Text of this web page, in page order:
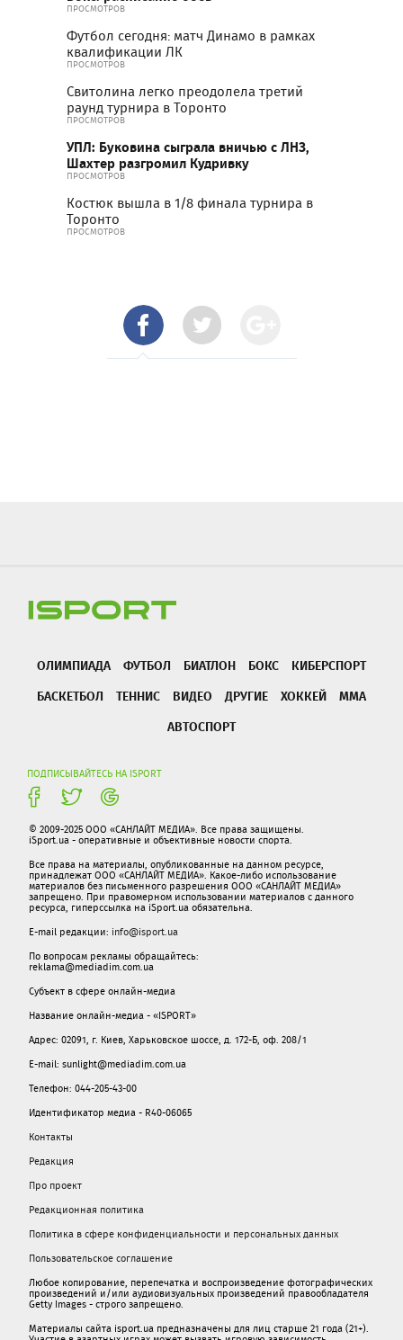
ПРОСМОТРОВ
Футбол сегодня: матч Динамо в рамках
квалификации ЛК
ПРОСМОТРОВ
Свитолина легко преодолела третий
раунд турнира в Торонто
ПРОСМОТРОВ
УПЛ: Буковина сыграла вничью с ЛНЗ,
Шахтер разгромил Кудривку
ПРОСМОТРОВ
Костюк вышла в 1/8 финала турнира в
Торонто
ПРОСМОТРОВ
ОЛИМПИАДА ФУТБОЛ БИАТЛОН БОКС
КИБЕРСПОРТ
БАСКЕТБОЛ
ТЕННИС ВИДЕО ДРУГИЕ ХОККЕЙ
ММА
АВТОСПОРТ
ПОДПИСЫВАЙТЕСЬ НА ISPORT
© 2009-2025 ООО «САНЛАЙТ МЕДИА». Все права защищены.
iSport.ua - оперативные и объективные новости спорта.
Все права на материалы, опубликованные на данном ресурсе,
принадлежат ООО «САНЛАЙТ МЕДИА». Какое-либо использование
материалов без письменного разрешения ООО «САНЛАЙТ МЕДИА»
запрещено. При правомерном использовании материалов с данного
ресурса, гиперссылка на iSport.ua обязательна.
E-mail редакции: info@isport.ua
По вопросам рекламы обращайтесь:
reklama@mediadim.com.ua
Субъект в сфере онлайн-медиа
Название онлайн-медиа - «ISPORT»
Адрес: 02091, г. Киев, Харьковское шоссе, д. 172-Б, оф. 208/1
E-mail: sunlight@mediadim.com.ua
Телефон: 044-205-43-00
Идентификатор медиа - R40-06065
Контакты
Редакция
Про проект
Редакционная политика
Политика в сфере конфиденциальности и персональных данных
Пользовательское соглашение
Любое копирование, перепечатка и воспроизведение фотографических
произведений и/или аудиовизуальных произведений правообладателя
Getty Images - строго запрещено.
Материалы сайта isport.ua предназначены для лиц старше 21 года (21+).